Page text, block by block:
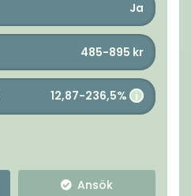
Ja
485-895 kr
12,87-236,5% i
Ansök